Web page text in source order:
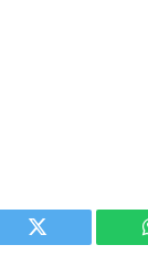
Twitter